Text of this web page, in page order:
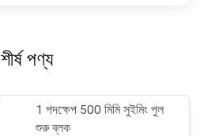
শীর্ষ পণ্য
1 পদক্ষেপ 500 মিমি সুইমিং পুল
শুরু ব্লক